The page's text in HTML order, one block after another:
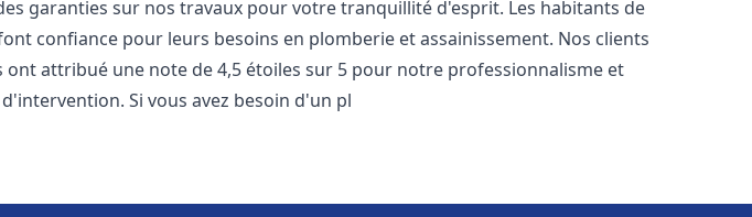
garanties sur nos travaux pour votre tranquillité d'esprit. Les habitants de
confiance pour leurs besoins en plomberie et assainissement. Nos clients
ont attribué une note de 4,5 étoiles sur 5 pour notre professionnalisme et
Si vous avez besoin d'un pl